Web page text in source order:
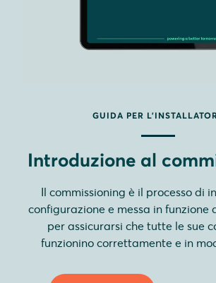
GUIDA PER
Introduzione al
Il commissioning è il processo di
configurazione e messa in funzione
per assicurarsi che tutte le sue
funzionino correttamente e in